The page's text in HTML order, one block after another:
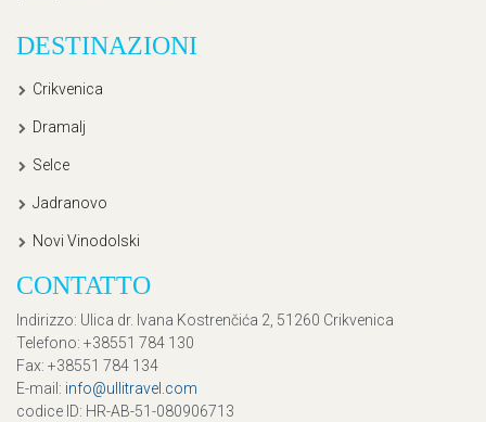
DESTINAZIONI
Crikvenica
Dramalj
Selce
Jadranovo
Novi Vinodolski
CONTATTO
Indirizzo: Ulica dr. Ivana Kostrenčića 2, 51260 Crikvenica
Telefono: +38551 784 130
Fax: +38551 784 134
E-mail : info@ullitravel.com
codice ID: HR-AB-51-080906713